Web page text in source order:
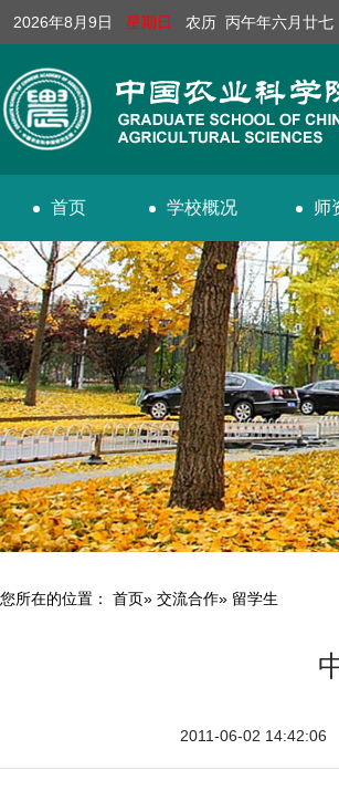
2026年8月9日 星期日 农历 丙午年六月廿七
首页 学校概况 师
您所在的位置： 首页» 交流合作» 留学生
2011-06-02 14:42:06